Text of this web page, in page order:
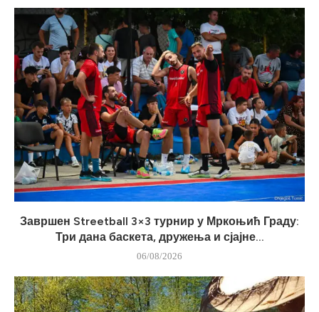
Завршен Streetball 3×3 турнир у Мркоњић Граду:
Три дана баскета, дружења и сјајне...
06/08/2026